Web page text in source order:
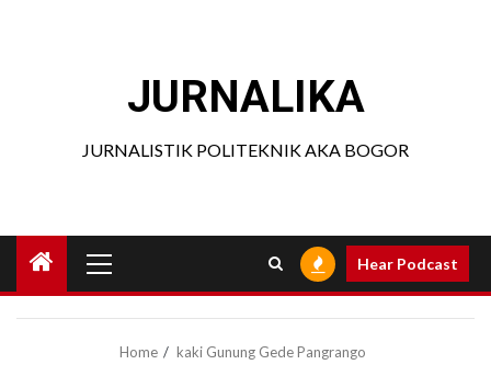
JURNALIKA
JURNALISTIK POLITEKNIK AKA BOGOR
Menu
Hear Podcast
Home kaki Gunung Gede Pangrango